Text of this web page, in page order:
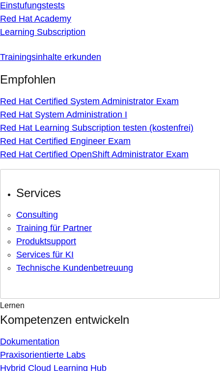
Einstufungstests
Red Hat Academy
Learning Subscription
Trainingsinhalte erkunden
Empfohlen
Red Hat Certified System Administrator Exam
Red Hat System Administration I
Red Hat Learning Subscription testen (kostenfrei)
Red Hat Certified Engineer Exam
Red Hat Certified OpenShift Administrator Exam
Services
Consulting
Training für Partner
Produktsupport
Services für KI
Technische Kundenbetreuung
Lernen
Kompetenzen entwickeln
Dokumentation
Praxisorientierte Labs
Hybrid Cloud Learning Hub